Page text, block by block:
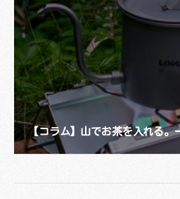
【コラム】山でお茶を入れる。